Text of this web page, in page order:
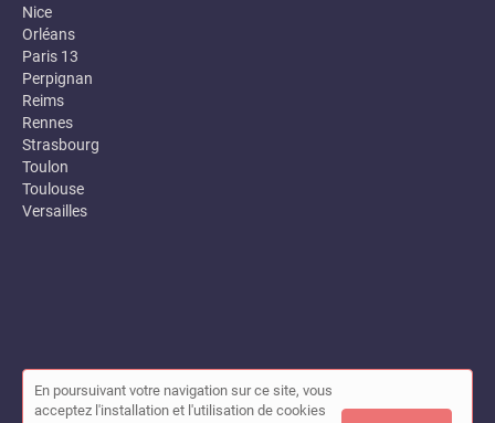
Nice
Orléans
Paris 13
Perpignan
Reims
Rennes
Strasbourg
Toulon
Toulouse
Versailles
© Annuaire des entreprises locales (Garance) 2026 |
En poursuivant votre navigation sur ce site, vous
acceptez l'installation et l'utilisation de cookies